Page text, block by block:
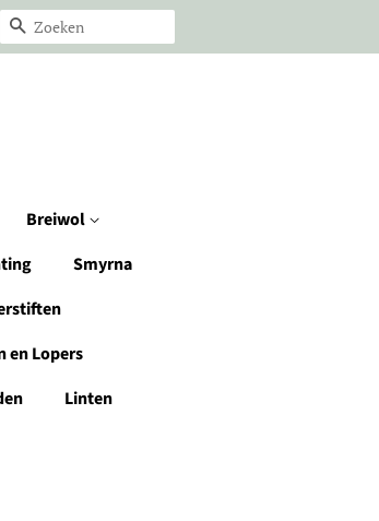
Zoeken
Breiwol
Smyrna
en Lopers
Linten